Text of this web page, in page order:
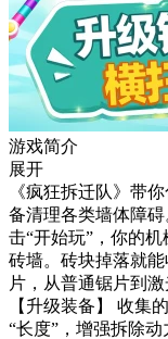
游戏简介
展开
《疯狂拆迁队》带
备清理各类墙体障
击“开始玩”，你的
砖墙。砖块掉落就
片，从普通锯片到
【升级装备】 收集
“长度”，增强拆除